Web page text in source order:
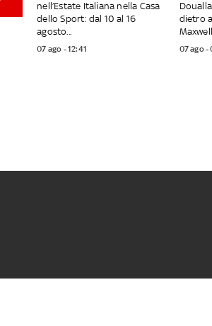
nell’Estate Italiana nella Casa
dello Sport: dal 10 al 16
agosto...
07 ago - 12:41
dietro
07 ago -